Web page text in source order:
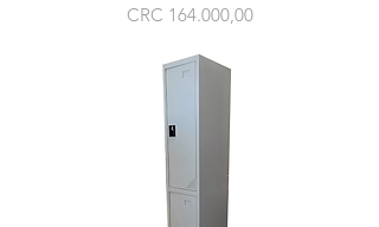
Preço
CRC 164.000,00